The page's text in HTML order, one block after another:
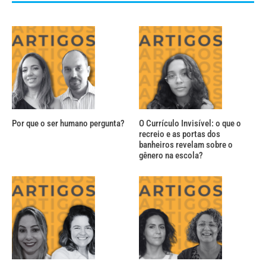
Por que o ser humano pergunta?
O Currículo Invisível: o que o
recreio e as portas dos
banheiros revelam sobre o
gênero na escola?